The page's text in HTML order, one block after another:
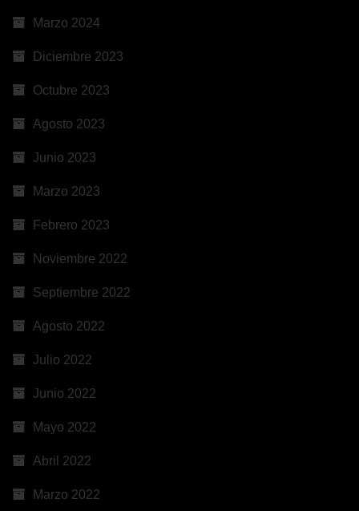
Marzo 2024
Diciembre 2023
Octubre 2023
Agosto 2023
Junio 2023
Marzo 2023
Febrero 2023
Noviembre 2022
Septiembre 2022
Agosto 2022
Julio 2022
Junio 2022
Mayo 2022
Abril 2022
Marzo 2022